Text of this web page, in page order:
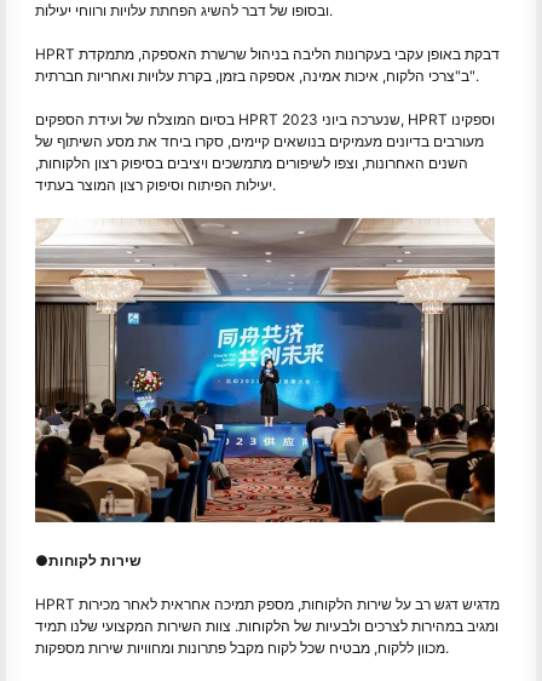
ובסופו של דבר להשיג הפחתת עלויות ורווחי יעילות.
HPRT דבקת באופן עקבי בעקרונות הליבה בניהול שרשרת האספקה, מתמקדת
ב"צרכי הלקוח, איכות אמינה, אספקה בזמן, בקרת עלויות ואחריות חברתית".
בסיום המוצלח של ועידת הספקים HPRT 2023 שנערכה ביוני, HPRT וספקינו
מעורבים בדיונים מעמיקים בנושאים קיימים, סקרו ביחד את מסע השיתוף של
השנים האחרונות, וצפו לשיפורים מתמשכים ויציבים בסיפוק רצון הלקוחות,
יעילות הפיתוח וסיפוק רצון המוצר בעתיד.
●שירות לקוחות
HPRT מדגיש דגש רב על שירות הלקוחות, מספק תמיכה אחראית לאחר מכירות
ומגיב במהירות לצרכים ולבעיות של הלקוחות. צוות השירות המקצועי שלנו תמיד
מכוון ללקוח, מבטיח שכל לקוח מקבל פתרונות ומחוויות שירות מספקות.